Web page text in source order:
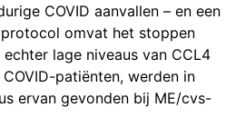
COVID aanvallen – en een
omvat het stoppen
lage niveaus van CCL4
patiënten, werden in
ervan gevonden bij ME/cvs-